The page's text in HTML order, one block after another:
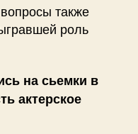
также
роль
на сьемки в
актерское